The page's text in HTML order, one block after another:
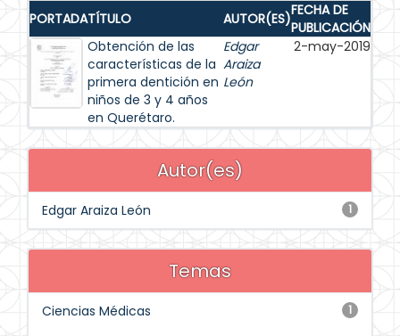
PORTADATÍTULO AUTOR(ES)FECHA DE
PUBLICACIÓN
Obtención de las
características de la
primera dentición en
niños de 3 y 4 años
en Querétaro.
Edgar
Araiza
León
2-may-2019
Autor(es)
1
Edgar Araiza León
Temas
1
Ciencias Médicas